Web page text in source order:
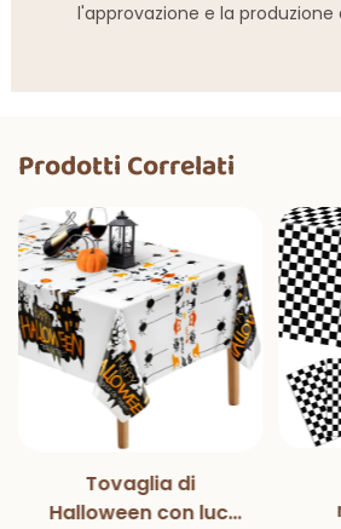
l'approvazione e la produzione
Prodotti Correlati
Tovaglia di
Halloween con luci